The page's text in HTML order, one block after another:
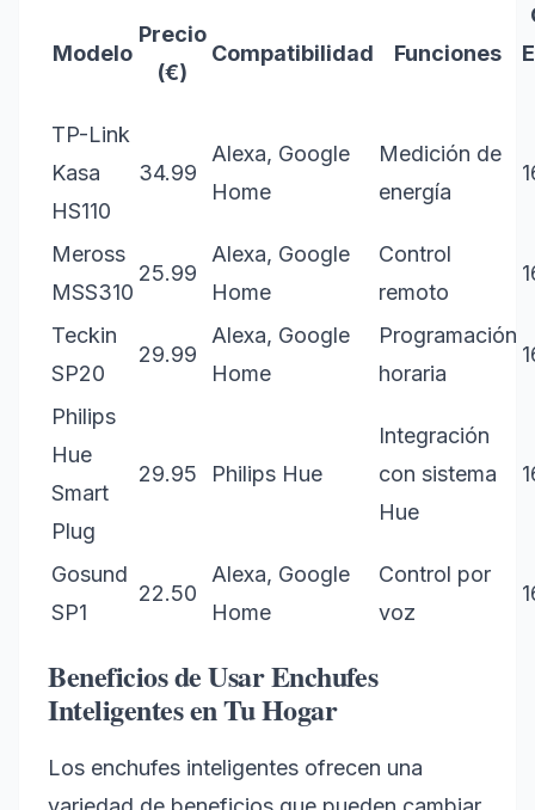
Modelo
Precio
(€)
Compatibilidad Funciones
TP-Link
Kasa
HS110
34.99
Alexa, Google
Home
Medición de
energía
Meross
MSS310
25.99
Alexa, Google
Home
Control
remoto
Teckin
SP20
29.99
Alexa, Google
Home
Programación
horaria
Philips
Hue
Smart
Plug
29.95 Philips Hue
Integración
con sistema
Hue
Gosund
SP1
22.50
Alexa, Google
Home
Control por
voz
Beneficios de Usar Enchufes
Inteligentes en Tu Hogar
Los enchufes inteligentes ofrecen una